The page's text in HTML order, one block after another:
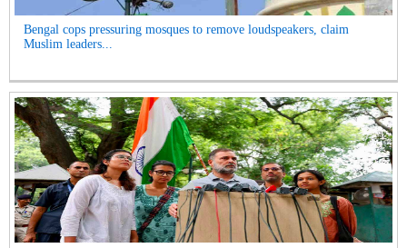
Bengal cops pressuring mosques to remove loudspeakers, claim
Muslim leaders...